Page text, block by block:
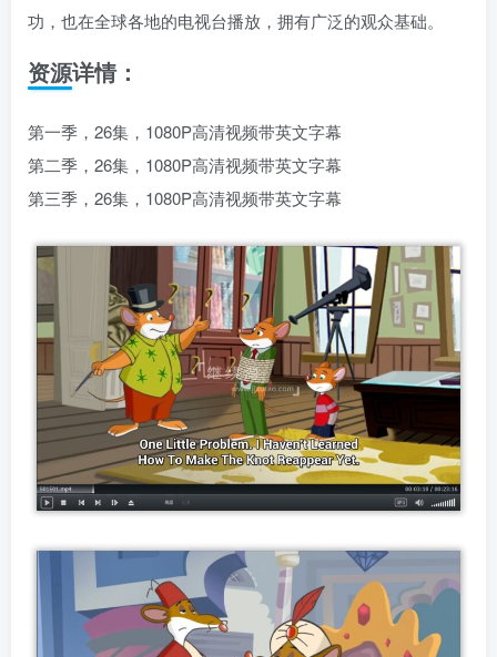
功，也在全球各地的电视台播放，拥有广泛的观众基础。
资源详情：
第一季，26集，1080P高清视频带英文字幕
第二季，26集，1080P高清视频带英文字幕
第三季，26集，1080P高清视频带英文字幕